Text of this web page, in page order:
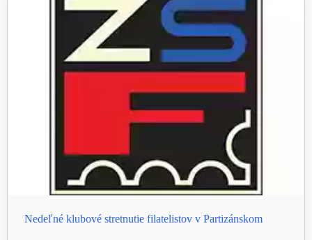
Nedeľné klubové stretnutie filatelistov v Partizánskom